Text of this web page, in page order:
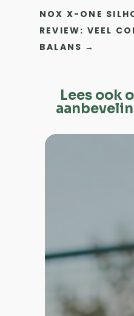
NOX X-ONE
REVIEW: VEEL
BALANS →
Lees ook